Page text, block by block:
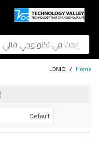
Home
LDNIO
Default